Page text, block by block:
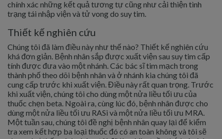
chính xác những kết quả tương tự cũng như cải thiện tình
trạng tái nhập viện và tử vong do suy tim.
Thiết kế nghiên cứu
Chúng tôi đã làm điều này như thế nào? Thiết kế nghiên cứu
khá đơn giản. Bệnh nhân sắp được xuất viện sau suy tim cấp
tính được đưa vào một nhánh. Các bác sĩ tim mạch trong
thành phố theo dõi bệnh nhân và ở nhánh kia chúng tôi đã
cung cấp trước khi xuất viện. Điều này rất quan trọng. Trước
khi xuất viện, chúng tôi cho dùng một nửa liều tối ưu của
thuốc chẹn beta. Ngoài ra, cùng lúc đó, bệnh nhân được cho
dùng một nửa liều tối ưu RASi và một nửa liều tối ưu MRA.
Một tuần sau, chúng tôi đề nghị bệnh nhân quay lại để kiểm
tra xem kết hợp ba loại thuốc đó có an toàn không và tôi sẽ